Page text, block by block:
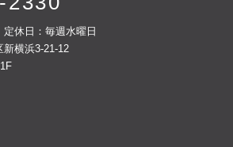
休日：毎週水曜日
新横浜3-21-12